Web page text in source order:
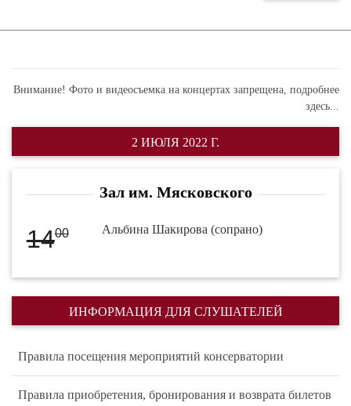
Внимание! Фото и видеосъемка на концертах запрещена, подробнее
здесь...
2 ИЮЛЯ 2022 Г.
Зал им. Мясковского
1400 Альбина Шакирова (сопрано)
ИНФОРМАЦИЯ ДЛЯ СЛУШАТЕЛЕЙ
Правила посещения мероприятий консерватории
Правила приобретения, бронирования и возврата билетов